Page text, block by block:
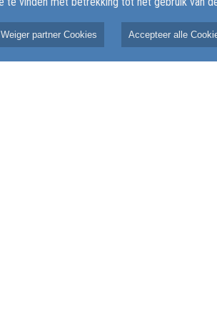
Weiger partner Cookies Accepteer alle